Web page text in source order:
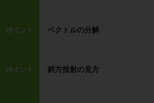
ポイント ベクトルの分解
ポイント 斜方投射の見方